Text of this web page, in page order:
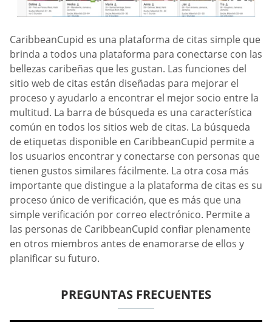
CaribbeanCupid es una plataforma de citas simple que
brinda a todos una plataforma para conectarse con las
bellezas caribeñas que les gustan. Las funciones del
sitio web de citas están diseñadas para mejorar el
proceso y ayudarlo a encontrar el mejor socio entre la
multitud. La barra de búsqueda es una característica
común en todos los sitios web de citas. La búsqueda
de etiquetas disponible en CaribbeanCupid permite a
los usuarios encontrar y conectarse con personas que
tienen gustos similares fácilmente. La otra cosa más
importante que distingue a la plataforma de citas es su
proceso único de verificación, que es más que una
simple verificación por correo electrónico. Permite a
las personas de CaribbeanCupid confiar plenamente
en otros miembros antes de enamorarse de ellos y
planificar su futuro.
PREGUNTAS FRECUENTES